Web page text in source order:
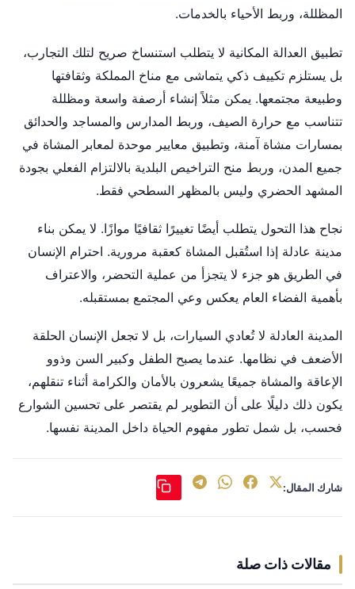
المظللة، وربط الأحياء بالخدمات.
تطبيق العدالة المكانية لا يتطلب استنساخ صريح لتلك التجارب،
بل يستلزم تكييف ذكي يتماشى مع مناخ المملكة وثقافتها
وطبيعة مجتمعها. يمكن مثلاً إنشاء أرصفة واسعة ومظللة
تتناسب مع حرارة الصيف، وربط المدارس والمساجد والحدائق
بمسارات مشاة آمنة، وتطبيق معايير موحدة لمعابر المشاة في
جميع المدن، وربط منح التراخيص البلدية بالالتزام الفعلي بجودة
المشهد الحضري وليس بالمظهر السطحي فقط.
نجاح هذا التحول يتطلب أيضًا تغييرًا ثقافيًا موازًا. لا يمكن بناء
مدينة عادلة إذا استُقبل المشاة كعقبة مرورية. احترام الإنسان
في الطريق هو جزء لا يتجزأ من عملية التحضر، والاعتراف
بأهمية الفضاء العام يعكس وعي المجتمع بمستقبله.
المدينة العادلة لا تُعادي السيارات، بل لا تجعل الإنسان الحلقة
الأضعف في نظامها. عندما يصبح الطفل وكبير السن وذوو
الإعاقة والمشاة جميعًا يشعرون بالأمان والكرامة أثناء تنقلهم،
يكون ذلك دليلًا على أن التطوير لم يقتصر على تحسين الشوارع
فحسب، بل شمل تطور مفهوم الحياة داخل المدينة نفسها.
شارك المقال:
مقالات ذات صلة